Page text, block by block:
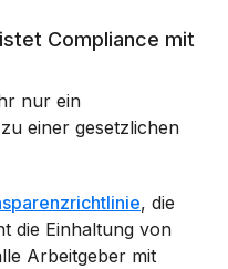
Compliance mit
nur ein
einer gesetzlichen
, die
die Einhaltung von
Arbeitgeber mit